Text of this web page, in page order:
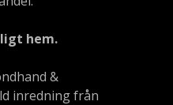
hem.
&
inredning från